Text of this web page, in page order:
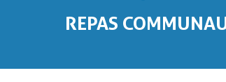
REPAS